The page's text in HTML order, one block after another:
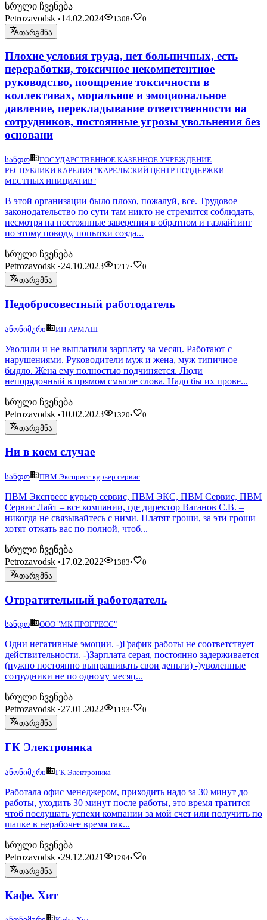
სრული ჩვენება
Petrozavodsk •14.02.2024 1308•
0
თარგმნა
Плохие условия труда, нет больничных, есть
переработки, токсичное некомпетентное
руководство, поощрение токсичности в
коллективах, моральное и эмоциональное
давление, перекладывание ответственности на
сотрудников, постоянные угрозы увольнения без
основани
სანდო
ГОСУДАРСТВЕННОЕ КАЗЕННОЕ УЧРЕЖДЕНИЕ
РЕСПУБЛИКИ КАРЕЛИЯ "КАРЕЛЬСКИЙ ЦЕНТР ПОДДЕРЖКИ
МЕСТНЫХ ИНИЦИАТИВ"
В этой организации было плохо, пожалуй, все. Трудовое
законодательство по сути там никто не стремится соблюдать,
несмотря на постоянные заверения в обратном и газлайтинг
по этому поводу, попытки созда...
სრული ჩვენება
Petrozavodsk •24.10.2023 1217•
0
თარგმნა
Недобросовестный работодатель
ანონიმური ИП АРМАШ
Уволили и не выплатили зарплату за месяц. Работают с
нарушениями. Руководители муж и жена, муж типичное
быдло. Жена ему полностью подчиняется. Люди
непорядочный в прямом смысле слова. Надо бы их прове...
სრული ჩვენება
Petrozavodsk •10.02.2023 1320•
0
თარგმნა
Ни в коем случае
სანდო ПВМ Экспресс курьер сервис
ПВМ Экспресс курьер сервис, ПВМ ЭКС, ПВМ Сервис, ПВМ
Сервис Лайт – все компании, где директор Ваганов С.В. –
никогда не связывайтесь с ними. Платят гроши, за эти гроши
хотят отжать вас по полной, чтоб...
სრული ჩვენება
Petrozavodsk •17.02.2022 1383•
0
თარგმნა
Отвратительный работодатель
სანდო ООО "МК ПРОГРЕСС"
Одни негативные эмоции. -)График работы не соответствует
действительности. -)Зарплата серая, постоянно задерживается
(нужно постоянно выпрашивать свои деньги) -)уволенные
сотрудники не по одному месяц...
სრული ჩვენება
Petrozavodsk •27.01.2022 1193•
0
თარგმნა
ГК Электроника
ანონიმური ГК Электроника
Работала офис менеджером, приходить надо за 30 минут до
работы, уходить 30 минут после работы, это время тратится
чтоб послушать успехи компании за мой счет или получить по
шапке в нерабочее время так...
სრული ჩვენება
Petrozavodsk •29.12.2021 1294•
0
თარგმნა
Кафе. Хит